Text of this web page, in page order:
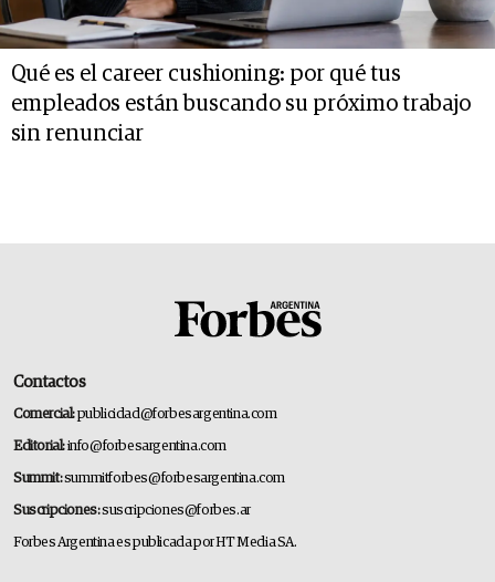
Qué es el career cushioning: por qué tus
empleados están buscando su próximo trabajo
sin renunciar
Contactos
Comercial:publicidad@forbesargentina.com
Editorial:info@forbesargentina.com
Summit:summitforbes@forbesargentina.com
Suscripciones:suscripciones@forbes.ar
Forbes Argentina es publicada por HT Media SA.